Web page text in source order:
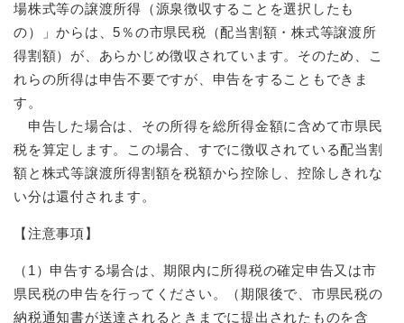
場株式等の譲渡所得（源泉徴収することを選択したも
の）」からは、5％の市県民税（配当割額・株式等譲渡所
得割額）が、あらかじめ徴収されています。そのため、こ
れらの所得は申告不要ですが、申告をすることもできま
す。
申告した場合は、その所得を総所得金額に含めて市県民
税を算定します。この場合、すでに徴収されている配当割
額と株式等譲渡所得割額を税額から控除し、控除しきれな
い分は還付されます。
【注意事項】
（1）申告する場合は、期限内に所得税の確定申告又は市
県民税の申告を行ってください。（期限後で、市県民税の
納税通知書が送達されるときまでに提出されたものを含